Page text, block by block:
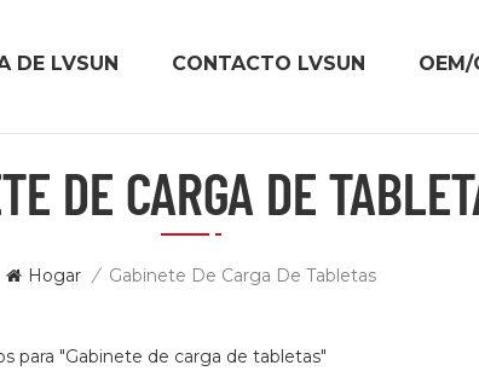
DE LVSUN CONTACTO LVSUN OEM/
DE CARGA DE
Hogar / Gabinete De Carga De Tabletas
para "Gabinete de carga de tabletas"